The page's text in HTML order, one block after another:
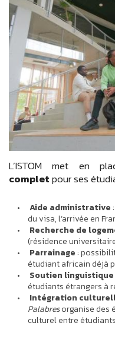
L’ISTOM met en
completpour ses
Aide administrative
du visa, l’arrivée en
Recherche de
(résidence
Parrainage:
étudiant africain déjà
Soutien linguistique
étudiants étrangers à
Intégration
Palabresorganise des
culturel entre